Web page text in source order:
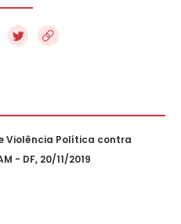
Violência Política contra
- DF, 20/11/2019